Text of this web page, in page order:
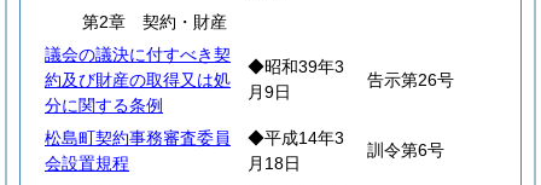
第2章 契約・財産
議会の議決に付すべき契
約及び財産の取得又は処
分に関する条例
◆昭和39年3
月9日
告示第26号
松島町契約事務審査委員
会設置規程
◆平成14年3
月18日
訓令第6号